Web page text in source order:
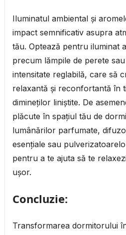
Iluminatul ambiental și
impact semnificativ asupra
tău. Optează pentru iluminat
precum lămpile de perete
intensitate reglabilă, care să
relaxantă și reconfortantă în
dimineților liniștite. De
plăcute în spațiul tău de
lumânărilor parfumate,
esențiale sau
pentru a te ajuta să te
ușor.
Concluzie:
Transformarea dormitorului